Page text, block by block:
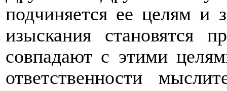
подчиняется ее целям и
изыскания становятся
совпадают с этими
ответственности